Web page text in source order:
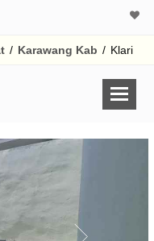
/ Karawang Kab / Klari
Harga Rp
Untuk hasil simulasi